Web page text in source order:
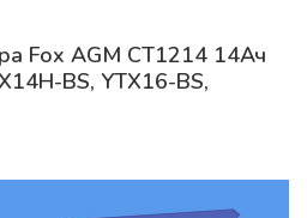
Fox AGM CT1214 14Ач
BS, YTX16-BS,